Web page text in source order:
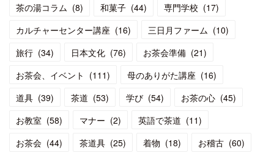
茶の湯コラム (8) 和菓子 (44) 専門学校 (17)
カルチャーセンター講座 (16) 三日月ファーム (10)
旅行 (34) 日本文化 (76) お茶会準備 (21)
お茶会、イベント (111) 母のありがた講座 (16)
道具 (39) 茶道 (53) 学び (54) お茶の心 (45)
お教室 (58) マナー (2) 英語で茶道 (11)
お茶会 (44) 茶道具 (25) 着物 (18) お稽古 (60)